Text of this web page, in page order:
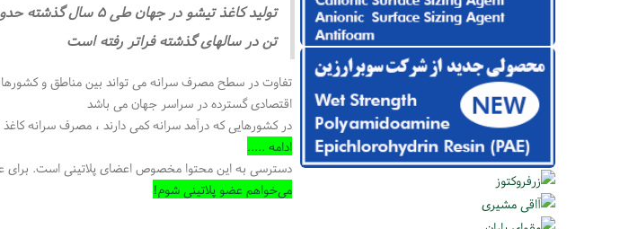
تن در سالهای گذشته فراتر رفته است
تفاوت در سطح مصرف سرانه می تواند بین مناطق و
اقتصادی گسترده در سراسر جهان می باشد
در کشورهایی که درآمد سرانه کمی دارند ، مصرف سرانه
ادامه .....
دسترسی به این محتوا مخصوص اعضای پلاتینی است. برای
می‌خواهم عضو پلاتینی شوم!